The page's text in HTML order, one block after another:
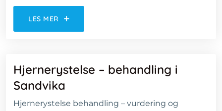
LES MER
Hjernerystelse – behandling i
Sandvika
Hjernerystelse behandling – vurdering og